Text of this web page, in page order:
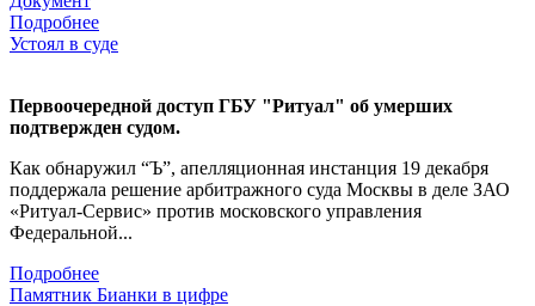
Подробнее
Устоял в суде
Первоочередной доступ ГБУ "Ритуал" об умерших
подтвержден судом.
Как обнаружил “Ъ”, апелляционная инстанция 19 декабря
поддержала решение арбитражного суда Москвы в деле ЗАО
«Ритуал-Сервис» против московского управления
Федеральной...
Подробнее
Памятник Бианки в цифре